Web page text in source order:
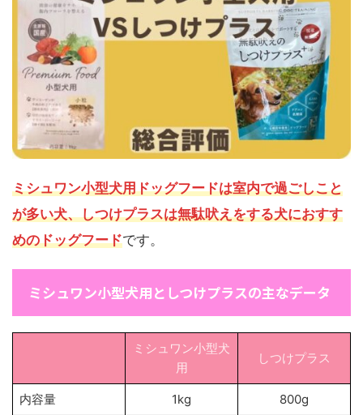
ミシュワン小型犬用ドッグフードは室内で過ごしこと
が多い犬、しつけプラスは無駄吠えをする犬におすす
めのドッグフードです。
ミシュワン小型犬用としつけプラスの主なデータ
ミシュワン小型犬
用
しつけプラス
内容量 1kg 800g